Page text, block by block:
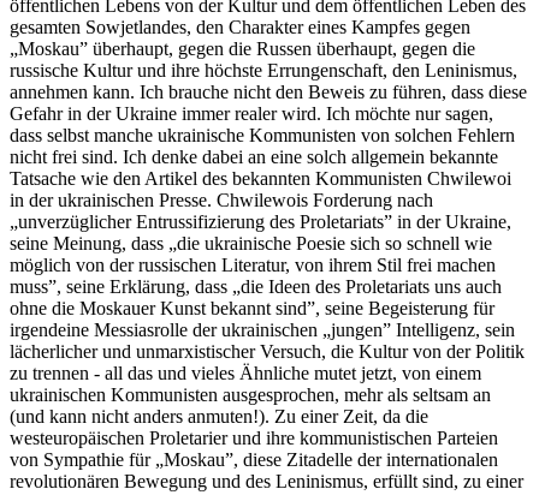
öffentlichen Lebens von der Kultur und dem öffentlichen Leben des
gesamten Sowjetlandes, den Charakter eines Kampfes gegen
„Moskau” überhaupt, gegen die Russen überhaupt, gegen die
russische Kultur und ihre höchste Errungenschaft, den Leninismus,
annehmen kann. Ich brauche nicht den Beweis zu führen, dass diese
Gefahr in der Ukraine immer realer wird. Ich möchte nur sagen,
dass selbst manche ukrainische Kommunisten von solchen Fehlern
nicht frei sind. Ich denke dabei an eine solch allgemein bekannte
Tatsache wie den Artikel des bekannten Kommunisten Chwilewoi
in der ukrainischen Presse. Chwilewois Forderung nach
„unverzüglicher Entrussifizierung des Proletariats” in der Ukraine,
seine Meinung, dass „die ukrainische Poesie sich so schnell wie
möglich von der russischen Literatur, von ihrem Stil frei machen
muss”, seine Erklärung, dass „die Ideen des Proletariats uns auch
ohne die Moskauer Kunst bekannt sind”, seine Begeisterung für
irgendeine Messiasrolle der ukrainischen „jungen” Intelligenz, sein
lächerlicher und unmarxistischer Versuch, die Kultur von der Politik
zu trennen - all das und vieles Ähnliche mutet jetzt, von einem
ukrainischen Kommunisten ausgesprochen, mehr als seltsam an
(und kann nicht anders anmuten!). Zu einer Zeit, da die
westeuropäischen Proletarier und ihre kommunistischen Parteien
von Sympathie für „Moskau”, diese Zitadelle der internationalen
revolutionären Bewegung und des Leninismus, erfüllt sind, zu einer